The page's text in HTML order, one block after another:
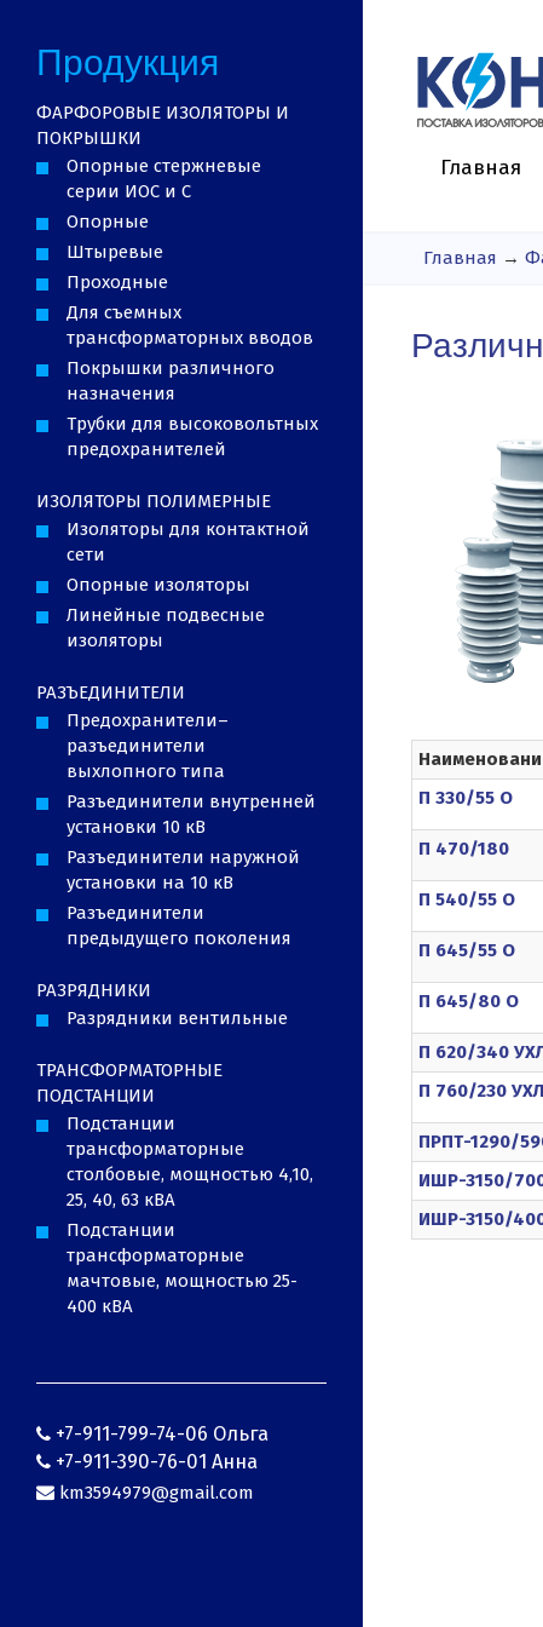
Продукция
ФАРФОРОВЫЕ ИЗОЛЯТОРЫ И
ПОКРЫШКИ
Опорные стержневые
серии ИОС и С
Опорные
Штыревые
Проходные
Для съемных
трансформаторных вводов
Покрышки различного
назначения
Трубки для высоковольтных
предохранителей
ИЗОЛЯТОРЫ ПОЛИМЕРНЫЕ
Изоляторы для контактной
сети
Опорные изоляторы
Линейные подвесные
изоляторы
РАЗЪЕДИНИТЕЛИ
Предохранители–
разъединители
выхлопного типа
Разъединители внутренней
установки 10 кВ
Разъединители наружной
установки на 10 кВ
Разъединители
предыдущего поколения
РАЗРЯДНИКИ
Разрядники вентильные
ТРАНСФОРМАТОРНЫЕ
ПОДСТАНЦИИ
Подстанции
трансформаторные
столбовые, мощностью 4,10,
25, 40, 63 кВА
Подстанции
трансформаторные
мачтовые, мощностью 25-
400 кВА
+7-911-799-74-06 Ольга
+7-911-390-76-01 Анна
km3594979@gmail.com
Главная
Главная →
П 330/55 О
П 470/180
П 540/55 О
П 645/55 О
П 645/80 О
П 620/340
П 760/230
ПРПТ-1290/
ИШР-3150/
ИШР-3150/